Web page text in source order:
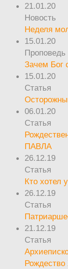
21.01.20
Новость
Неделя
15.01.20
Проповедь
Зачем Бог
15.01.20
Статья
06.01.20
Статья
ПАВЛА
26.12.19
Статья
Кто хотел
26.12.19
Статья
21.12.19
Статья
Рождество